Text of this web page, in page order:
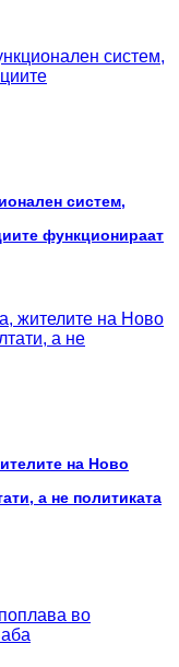
систем,
функционираат
на Ново
а не политиката